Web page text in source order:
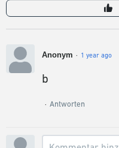
Anonym 1 year ago
b
Antworten